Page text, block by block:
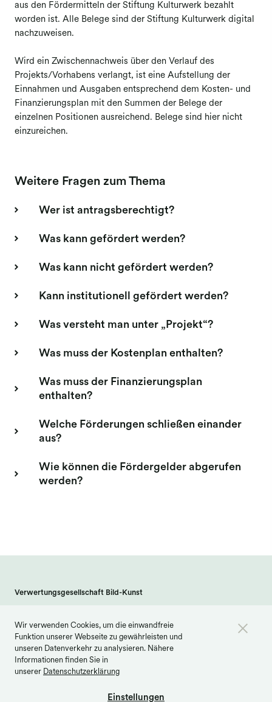
aus den Fördermitteln der Stiftung Kulturwerk bezahlt
worden ist. Alle Belege sind der Stiftung Kulturwerk digital
nachzuweisen.
Wird ein Zwischennachweis über den Verlauf des
Projekts/Vorhabens verlangt, ist eine Aufstellung der
Einnahmen und Ausgaben entsprechend dem Kosten- und
Finanzierungsplan mit den Summen der Belege der
einzelnen Positionen ausreichend. Belege sind hier nicht
einzureichen.
Weitere Fragen zum Thema
Wer ist antragsberechtigt?
Was kann gefördert werden?
Was kann nicht gefördert werden?
Kann institutionell gefördert werden?
Was versteht man unter „Projekt“?
Was muss der Kostenplan enthalten?
Was muss der Finanzierungsplan
enthalten?
Welche Förderungen schließen einander
aus?
Wie können die Fördergelder abgerufen
werden?
Verwertungsgesellschaft Bild-Kunst
info@bildkunst.de·Telefon 0228 979 20 -600
Impressum Datenschutz
Barrierefreiheit Cookie Einstellungen
Wir verwenden Cookies, um die einwandfreie
Funktion unserer Webseite zu gewährleisten und
unseren Datenverkehr zu analysieren. Nähere
Informationen finden Sie in
unserer Datenschutzerklärung
Einstellungen